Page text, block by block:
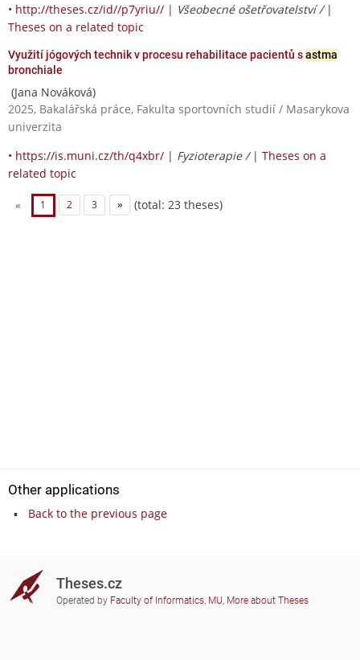
• http://theses.cz/id//p7yriu// | Všeobecné ošetřovatelství / |
Theses on a related topic
Využití jógových technik v procesu rehabilitace pacientů sastma
bronchiale
(Jana Nováková)
2025, Bakalářská práce, Fakulta sportovních studií / Masarykova
univerzita
• https://is.muni.cz/th/q4xbr/ | Fyzioterapie / | Theses on a
related topic
« 1 2 3 » (total: 23 theses)
Other applications
Back to the previous page
Theses.cz
Operated by Faculty of Informatics, MU, More about Theses